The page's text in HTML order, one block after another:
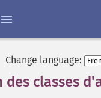
Change language:
des classes